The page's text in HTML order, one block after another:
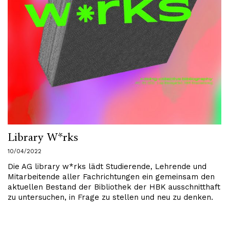
Library W*rks
10/04/2022
Die AG library w*rks lädt Studierende, Lehrende und
Mitarbeitende aller Fachrichtungen ein gemeinsam den
aktuellen Bestand der Bibliothek der HBK ausschnitthaft
zu untersuchen, in Frage zu stellen und neu zu denken.